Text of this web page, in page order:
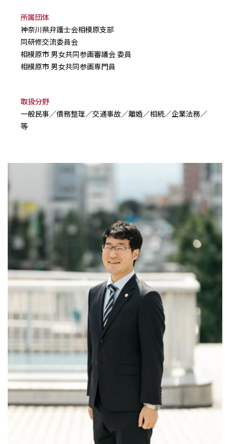
所属団体
神奈川県弁護士会相模原支部
同研修交流委員会
相模原市 男女共同参画審議会 委員
相模原市 男女共同参画専門員
取扱分野
一般民事／債務整理／交通事故／離婚／相続／企業法務／
等